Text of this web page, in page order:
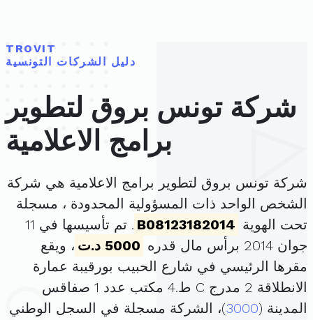
TROVIT
دليل الشركات التونسية
شركة تونس بروق لتطوير
برامج الاعلامية
شركة تونس بروق لتطوير برامج الاعلامية هي شركة
الشخص الواحد ذات المسؤولية المحدودة ، مسجلة
تحت الهوية B08123182014
. تم تأسيسها في 11
جوان 2014 برأس مال قدره
5000 د.ت
، ويقع
مقرها الرئيسي في شارع الحبيب بورقيبة عمارة
الانطلاقة 2 مدرج C ط.4 مكتب عدد 1 صفاقس
المدينة (3000)، الشركة مسجلة في السجل الوطني